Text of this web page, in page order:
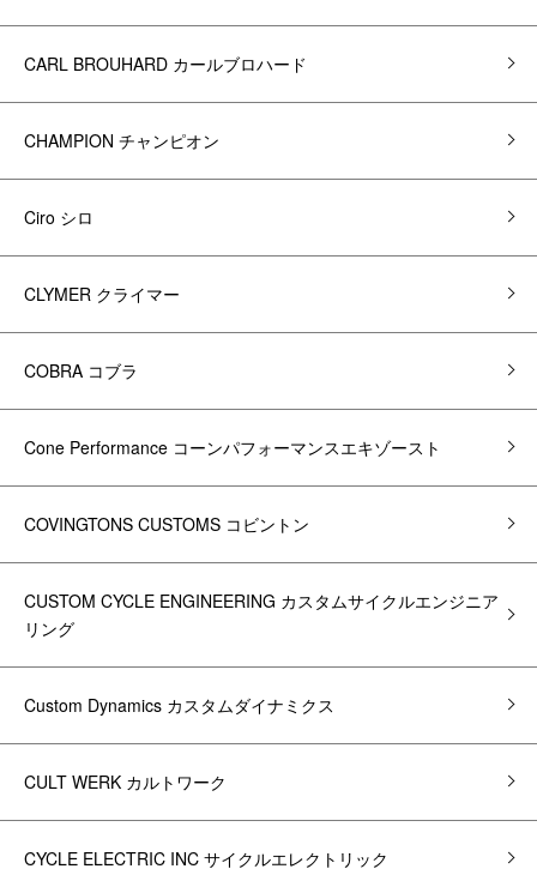
CARL BROUHARD カールブロハード
CHAMPION チャンピオン
Ciro シロ
CLYMER クライマー
COBRA コブラ
Cone Performance コーンパフォーマンスエキゾースト
COVINGTONS CUSTOMS コビントン
CUSTOM CYCLE ENGINEERING カスタムサイクルエンジニア
リング
Custom Dynamics カスタムダイナミクス
CULT WERK カルトワーク
CYCLE ELECTRIC INC サイクルエレクトリック